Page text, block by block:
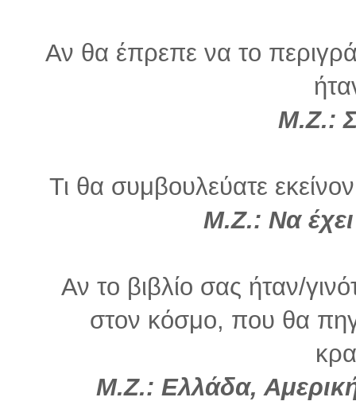
Αν θα έπρεπε να το
Μ.Ζ.:
Τι θα συμβουλεύατε
Μ.Ζ.: Να
Αν το βιβλίο σας ήταν/
στον κόσμο, που θα
Μ.Ζ.: Ελλάδα,